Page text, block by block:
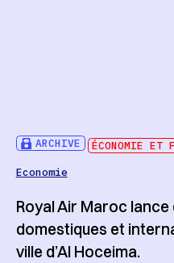
ARCHIVE ÉCONOMIE ET
Economie
Royal Air Maroc
domestiques et
ville d’Al Hoceima.